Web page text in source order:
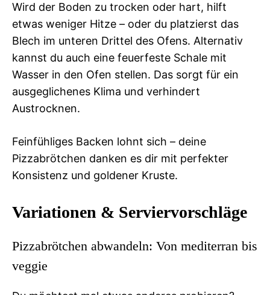
Wird der Boden zu trocken oder hart, hilft
etwas weniger Hitze – oder du platzierst das
Blech im unteren Drittel des Ofens. Alternativ
kannst du auch eine feuerfeste Schale mit
Wasser in den Ofen stellen. Das sorgt für ein
ausgeglichenes Klima und verhindert
Austrocknen.
Feinfühliges Backen lohnt sich – deine
Pizzabrötchen danken es dir mit perfekter
Konsistenz und goldener Kruste.
Variationen & Serviervorschläge
Pizzabrötchen abwandeln: Von mediterran bis
veggie